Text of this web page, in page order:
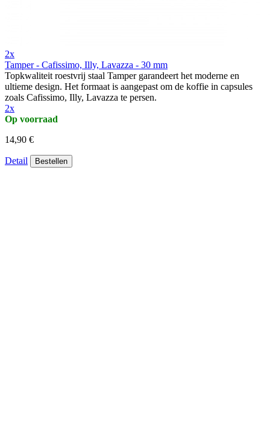
2x
Tamper - Cafissimo, Illy, Lavazza - 30 mm
Topkwaliteit roestvrij staal Tamper garandeert het moderne en
ultieme design. Het formaat is aangepast om de koffie in capsules
zoals Cafissimo, Illy, Lavazza te persen.
2x
Op voorraad
14,90 €
Detail Bestellen